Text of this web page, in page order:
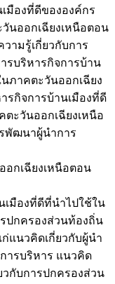
เมืองที่ดีขององค์กร
นออกเฉียงเหนือตอน
ามรู้เกี่ยวกับการ
รบริหารกิจการบ้าน
ภาคตะวันออกเฉียง
รกิจการบ้านเมืองที่ดี
ะวันออกเฉียงเหนือ
พัฒนาผู้นำการ
กเฉียงเหนือตอน
เมืองที่ดีที่นำไปใช้ใน
ปกครองส่วนท้องถิ่น
แนวคิดเกี่ยวกับผู้นำ
ารบริหาร แนวคิด
วกับการปกครองส่วน